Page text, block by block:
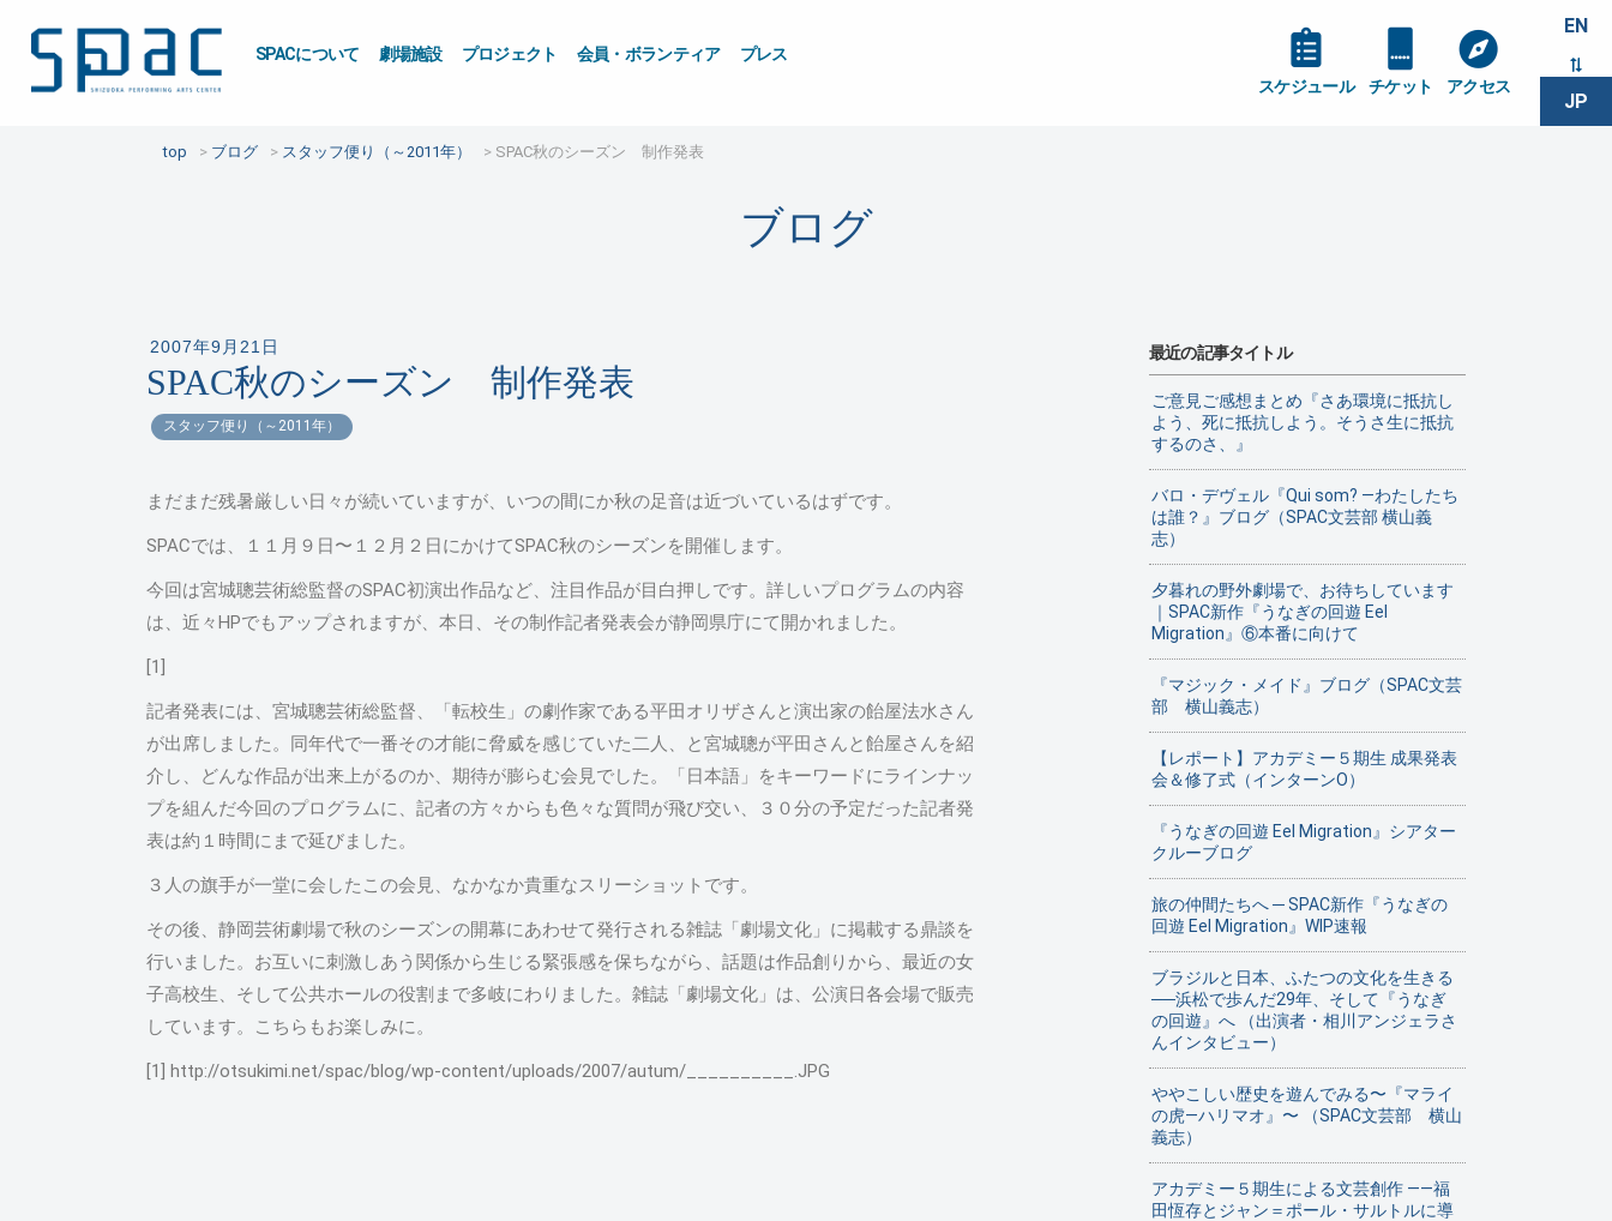
SPACについて 劇場施設 プロジェクト 会員・ボランティア プレス
EN
JP
スケジュール チケット アクセス
top ブログ スタッフ便り（～2011年） SPAC秋のシーズン 制作発表
ブログ
2007年9月21日
SPAC秋のシーズン 制作発表
スタッフ便り（～2011年）
まだまだ残暑厳しい日々が続いていますが、いつの間にか秋の足音は近づいているはずです。
SPACでは、１１月９日〜１２月２日にかけてSPAC秋のシーズンを開催します。
今回は宮城聰芸術総監督のSPAC初演出作品など、注目作品が目白押しです。詳しいプログラムの内容
は、近々HPでもアップされますが、本日、その制作記者発表会が静岡県庁にて開かれました。
[1]
記者発表には、宮城聰芸術総監督、「転校生」の劇作家である平田オリザさんと演出家の飴屋法水さん
が出席しました。同年代で一番その才能に脅威を感じていた二人、と宮城聰が平田さんと飴屋さんを紹
介し、どんな作品が出来上がるのか、期待が膨らむ会見でした。「日本語」をキーワードにラインナッ
プを組んだ今回のプログラムに、記者の方々からも色々な質問が飛び交い、３０分の予定だった記者発
表は約１時間にまで延びました。
３人の旗手が一堂に会したこの会見、なかなか貴重なスリーショットです。
その後、静岡芸術劇場で秋のシーズンの開幕にあわせて発行される雑誌「劇場文化」に掲載する鼎談を
行いました。お互いに刺激しあう関係から生じる緊張感を保ちながら、話題は作品創りから、最近の女
子高校生、そして公共ホールの役割まで多岐にわりました。雑誌「劇場文化」は、公演日各会場で販売
しています。こちらもお楽しみに。
[1] http://otsukimi.net/spac/blog/wp-content/uploads/2007/autum/__________.JPG
最近の記事タイトル
ご意見ご感想まとめ『さあ環境に抵抗し
よう、死に抵抗しよう。そうさ生に抵抗
するのさ、』
バロ・デヴェル『Qui som? ―わたしたち
は誰？』ブログ（SPAC文芸部 横山義
志）
夕暮れの野外劇場で、お待ちしています
｜SPAC新作『うなぎの回遊 Eel
Migration』⑥本番に向けて
『マジック・メイド』ブログ（SPAC文芸
部 横山義志）
【レポート】アカデミー５期生 成果発表
会＆修了式（インターンO）
『うなぎの回遊 Eel Migration』シアター
クルーブログ
旅の仲間たちへ ─ SPAC新作『うなぎの
回遊 Eel Migration』WIP速報
ブラジルと日本、ふたつの文化を生きる
──浜松で歩んだ29年、そして『うなぎ
の回遊』へ （出演者・相川アンジェラさ
んインタビュー）
ややこしい歴史を遊んでみる〜『マライ
の虎—ハリマオ』〜 （SPAC文芸部 横山
義志）
アカデミー５期生による文芸創作 ——福
田恆存とジャン＝ポール・サルトルに導